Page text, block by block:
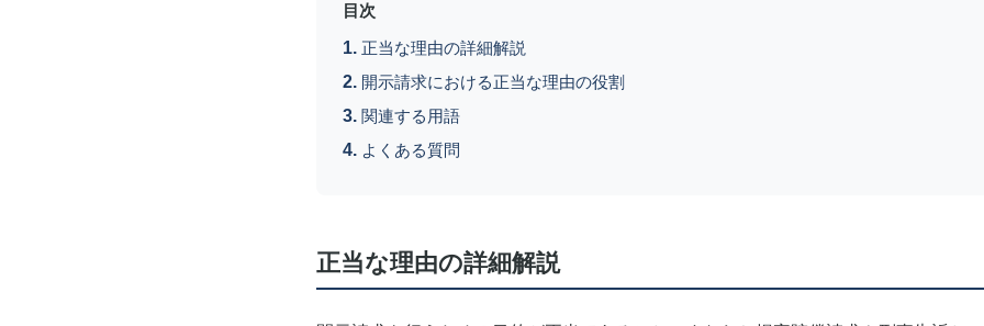
目次
正当な理由の詳細解説
開示請求における正当な理由の役割
関連する用語
よくある質問
正当な理由の詳細解説